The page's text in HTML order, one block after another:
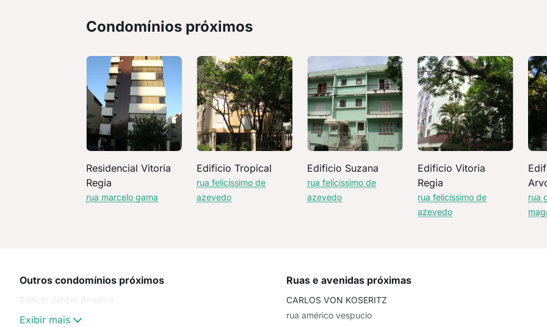
Condomínios próximos
Residencial Vitoria
Regia
rua marcelo gama
Edificio Tropical
rua felicíssimo de
azevedo
Edificio Suzana
rua felicíssimo de
azevedo
Edificio Vitoria
Regia
rua felicíssimo de
azevedo
rua
Outros condomínios próximos
Edificio Jardim America
Exibir mais
Ruas e avenidas próximas
CARLOS VON KOSERITZ
rua américo vespucio